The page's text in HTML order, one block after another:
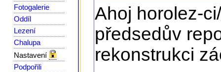
Fotogalerie
Oddíl
Lezení
Chalupa
Nastavení
Podpořili
Ahoj horolez-
předsedův
rekonstrukci